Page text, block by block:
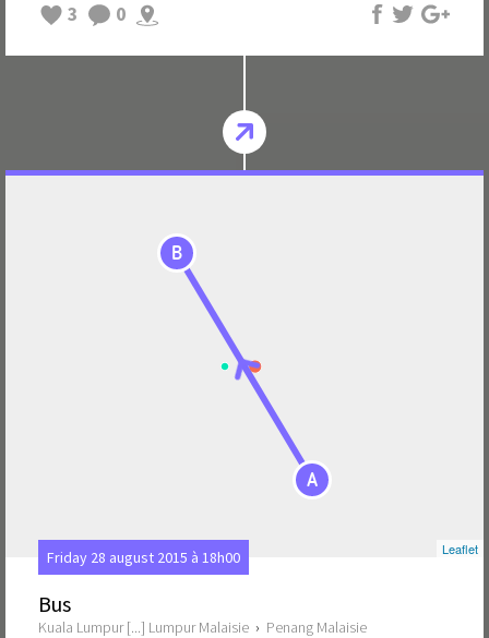
3 0
A
B
Leaflet
Friday 28 august 2015 à 18h00
Bus
Kuala Lumpur [...] Lumpur Malaisie › Penang Malaisie